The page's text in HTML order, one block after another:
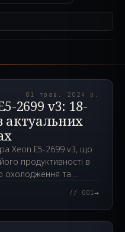
01 трав. 2024 р.
2699 v3: 18-
актуальних
Xeon E5-2699 v3, що
продуктивності в
охолодження та
// 001→
2024.04.24T00:12:29.000Z